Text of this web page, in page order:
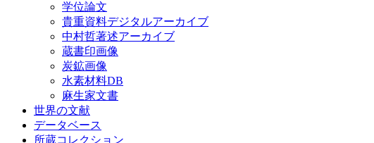
学位論文
貴重資料デジタルアーカイブ
中村哲著述アーカイブ
蔵書印画像
炭鉱画像
水素材料DB
麻生家文書
世界の文献
データベース
所蔵コレクション